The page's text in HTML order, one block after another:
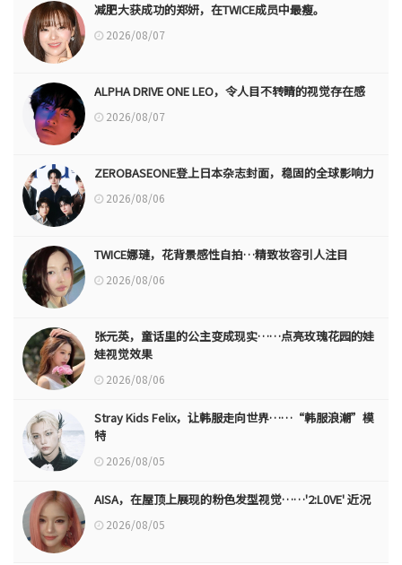
减肥大获成功的郑妍，在TWICE成员中最瘦。
2026/08/07
ALPHA DRIVE ONE LEO，令人目不转睛的视觉存在感
2026/08/07
ZEROBASEONE登上日本杂志封面，稳固的全球影响力
2026/08/06
TWICE娜璉，花背景感性自拍…精致妆容引人注目
2026/08/06
张元英，童话里的公主变成现实……点亮玫瑰花园的娃
娃视觉效果
2026/08/06
Stray Kids Felix，让韩服走向世界……“韩服浪潮”模
特
2026/08/05
AISA，在屋顶上展现的粉色发型视觉……'2:L0VE' 近况
2026/08/05